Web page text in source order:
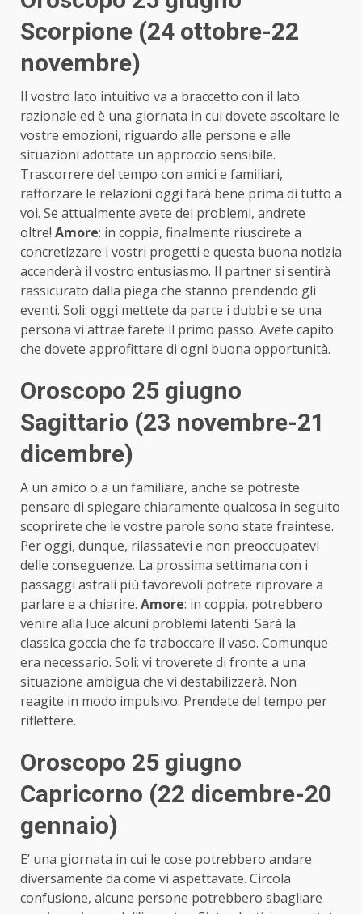
Scorpione (24 ottobre-22
novembre)
Il vostro lato intuitivo va a braccetto con il lato
razionale ed è una giornata in cui dovete ascoltare le
vostre emozioni, riguardo alle persone e alle
situazioni adottate un approccio sensibile.
Trascorrere del tempo con amici e familiari,
rafforzare le relazioni oggi farà bene prima di tutto a
voi. Se attualmente avete dei problemi, andrete
oltre! Amore: in coppia, finalmente riuscirete a
concretizzare i vostri progetti e questa buona notizia
accenderà il vostro entusiasmo. Il partner si sentirà
rassicurato dalla piega che stanno prendendo gli
eventi. Soli: oggi mettete da parte i dubbi e se una
persona vi attrae farete il primo passo. Avete capito
che dovete approfittare di ogni buona opportunità.
Oroscopo 25 giugno
Sagittario (23 novembre-21
dicembre)
A un amico o a un familiare, anche se potreste
pensare di spiegare chiaramente qualcosa in seguito
scoprirete che le vostre parole sono state fraintese.
Per oggi, dunque, rilassatevi e non preoccupatevi
delle conseguenze. La prossima settimana con i
passaggi astrali più favorevoli potrete riprovare a
parlare e a chiarire. Amore: in coppia, potrebbero
venire alla luce alcuni problemi latenti. Sarà la
classica goccia che fa traboccare il vaso. Comunque
era necessario. Soli: vi troverete di fronte a una
situazione ambigua che vi destabilizzerà. Non
reagite in modo impulsivo. Prendete del tempo per
riflettere.
Oroscopo 25 giugno
Capricorno (22 dicembre-20
gennaio)
E’ una giornata in cui le cose potrebbero andare
diversamente da come vi aspettavate. Circola
confusione, alcune persone potrebbero sbagliare